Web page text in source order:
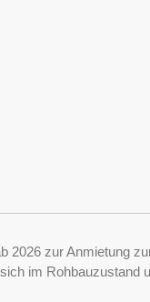
2026 zur Anmietung
im Rohbauzustand